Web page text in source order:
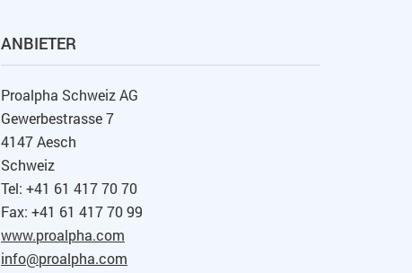
ANBIETER
Proalpha Schweiz AG
Gewerbestrasse 7
4147 Aesch
Schweiz
Tel: +41 61 417 70 70
Fax: +41 61 417 70 99
www.proalpha.com
info@proalpha.com